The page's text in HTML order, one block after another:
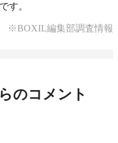
す。
※BOXIL編集部調査情報
のコメント